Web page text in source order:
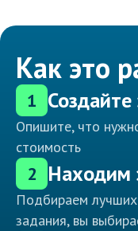
Как это
1
Опишите, что
стоимость
2 Находим
Подбираем
задания, вы